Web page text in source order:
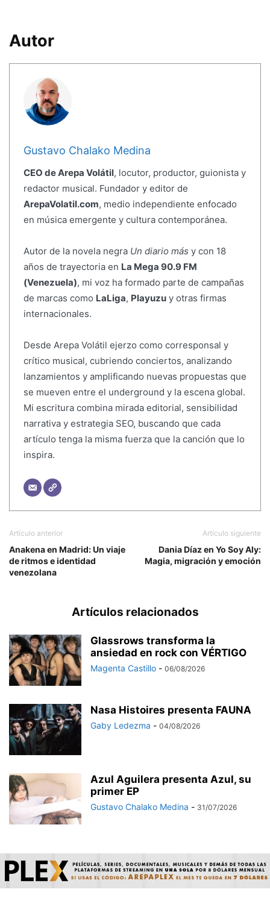
Autor
Gustavo Chalako Medina
CEO de Arepa Volátil, locutor, productor, guionista y
redactor musical. Fundador y editor de
ArepaVolatil.com, medio independiente enfocado
en música emergente y cultura contemporánea.
Autor de la novela negra Un diario más y con 18
años de trayectoria en La Mega 90.9 FM
(Venezuela), mi voz ha formado parte de campañas
de marcas como LaLiga, Playuzuy otras firmas
internacionales.
Desde Arepa Volátil ejerzo como corresponsal y
crítico musical, cubriendo conciertos, analizando
lanzamientos y amplificando nuevas propuestas que
se mueven entre el underground y la escena global.
Mi escritura combina mirada editorial, sensibilidad
narrativa y estrategia SEO, buscando que cada
artículo tenga la misma fuerza que la canción que lo
inspira.
Artículo anterior
Anakena en Madrid: Un viaje
de ritmos e identidad
venezolana
Artículo siguiente
Dania Díaz en Yo Soy Aly:
Magia, migración y emoción
Artículos relacionados
Glassrows transforma la
ansiedad en rock con VÉRTIGO
Magenta Castillo - 06/08/2026
Nasa Histoires presenta FAUNA
Gaby Ledezma - 04/08/2026
Azul Aguilera presenta Azul, su
primer EP
Gustavo Chalako Medina - 31/07/2026